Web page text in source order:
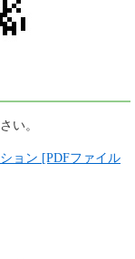
。
ョン [PDFファイル